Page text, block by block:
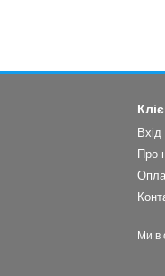
Вхід
Про
Ми в